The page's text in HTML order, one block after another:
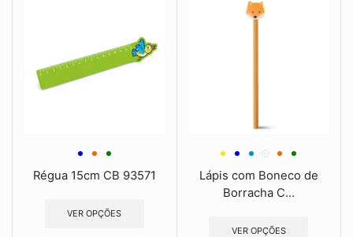
Régua 15cm CB 93571
VER OPÇÕES
Lápis com Boneco de
Borracha C...
VER OPÇÕES